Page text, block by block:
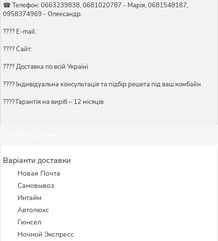
☎ Телефон: 0663239838, 0681020787 - Марія, 0681548187,
0958374969 - Олександр.
???? E-mail:
???? Сайт:
???? Доставка по всій Україні
????️ Індивідуальна консультація та підбір решета під ваш комбайн
???? Гарантія на виріб – 12 місяців
Варіанти доставки
Новая Почта
Самовывоз
Интайм
Автолюкс
Гюнсел
Ночной Экспресс